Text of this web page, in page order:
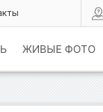
ЖИВЫЕ ФОТО